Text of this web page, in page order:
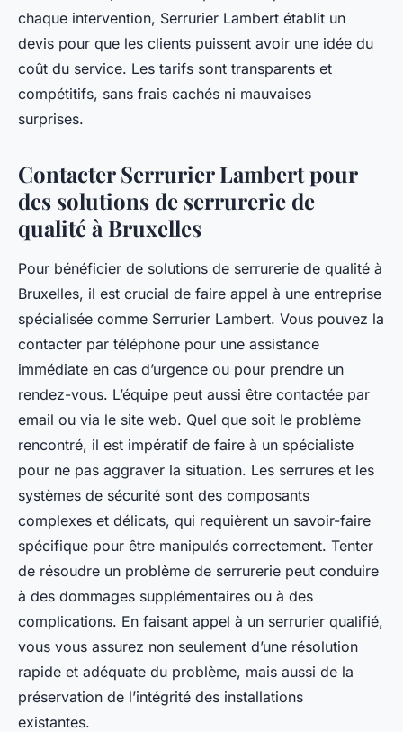
chaque intervention, Serrurier Lambert établit un
devis pour que les clients puissent avoir une idée du
coût du service. Les tarifs sont transparents et
compétitifs, sans frais cachés ni mauvaises
surprises.
Contacter Serrurier Lambert pour
des solutions de serrurerie de
qualité à Bruxelles
Pour bénéficier de solutions de serrurerie de qualité à
Bruxelles, il est crucial de faire appel à une entreprise
spécialisée comme Serrurier Lambert. Vous pouvez la
contacter par téléphone pour une assistance
immédiate en cas d’urgence ou pour prendre un
rendez-vous. L’équipe peut aussi être contactée par
email ou via le site web. Quel que soit le problème
rencontré, il est impératif de faire à un spécialiste
pour ne pas aggraver la situation. Les serrures et les
systèmes de sécurité sont des composants
complexes et délicats, qui requièrent un savoir-faire
spécifique pour être manipulés correctement. Tenter
de résoudre un problème de serrurerie peut conduire
à des dommages supplémentaires ou à des
complications. En faisant appel à un serrurier qualifié,
vous vous assurez non seulement d’une résolution
rapide et adéquate du problème, mais aussi de la
préservation de l’intégrité des installations
existantes.